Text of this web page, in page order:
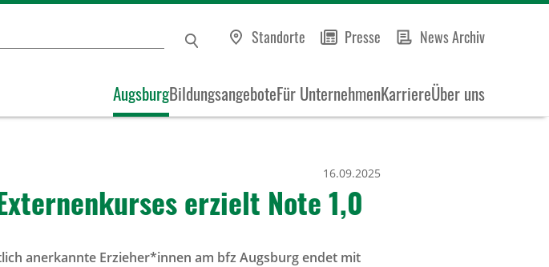
Standorte Presse News Archiv
AugsburgBildungsangeboteFür UnternehmenKarriereÜber uns
erzielt Note 1,0
16.09.2025
anerkannte Erzieher*innen am bfz Augsburg endet mit